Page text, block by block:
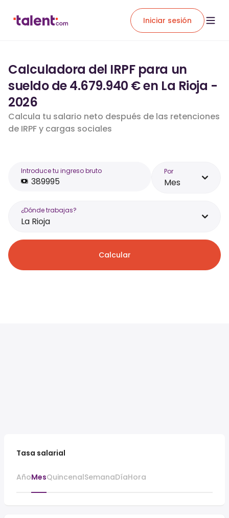
Iniciar sesión
Calculadora del IRPF para un
sueldo de 4.679.940 € en La Rioja -
2026
Calcula tu salario neto después de las retenciones
de IRPF y cargas sociales
Introduce tu ingreso bruto Por
Mes
¿Dónde trabajas?
La Rioja
Calcular
Tasa salarial
AñoMesQuincenalSemanaDíaHora